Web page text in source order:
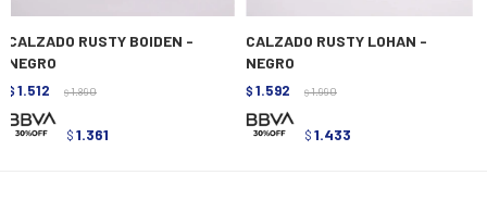
CALZADO RUSTY BOIDEN -
NEGRO
$ 1.512 $ 1.890
$ 1.361
CALZADO RUSTY LOHAN -
NEGRO
$ 1.592 $ 1.990
$ 1.433